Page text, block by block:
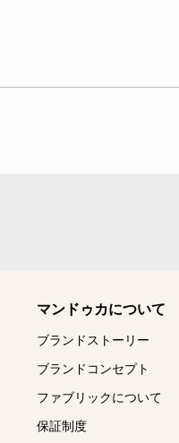
マンドゥカについて
ブランドストーリー
ブランドコンセプト
ファブリックについて
保証制度